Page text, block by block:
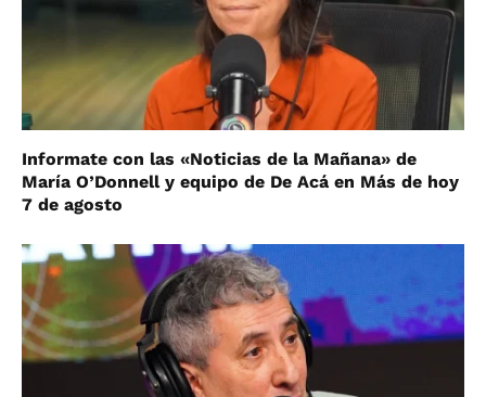
Informate con las «Noticias de la Mañana» de
María O’Donnell y equipo de De Acá en Más de hoy
7 de agosto